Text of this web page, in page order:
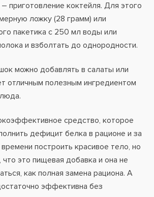
приготовление коктейля. Для этого
ложку (28 грамм) или
пакетика с 250 мл воды или
и взболтать до однородности.
можно добавлять в салаты или
отличным полезным ингредиентом
средство, которое
дефицит белка в рационе и за
построить красивое тело, но
это пищевая добавка и она не
как полная замена рациона. А
эффективна без